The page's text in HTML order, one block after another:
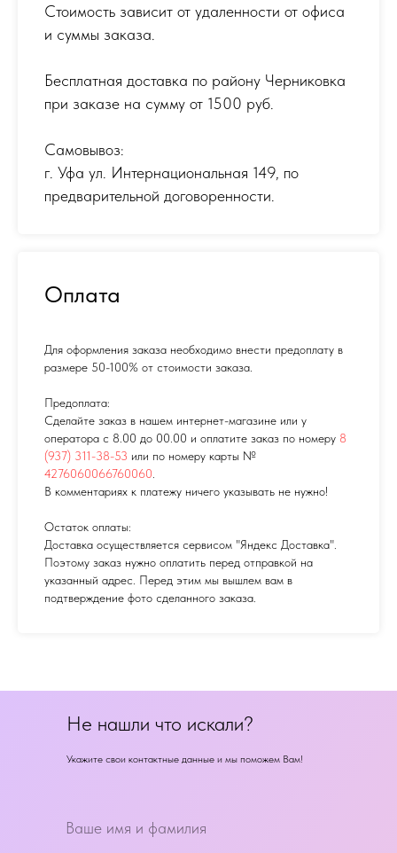
Стоимость зависит от удаленности от офиса
и суммы заказа.
Бесплатная доставка по району Черниковка
при заказе на сумму от 1500 руб.
Самовывоз:
г. Уфа ул. Интернациональная 149, по
предварительной договоренности.
Оплата
Для оформления заказа необходимо внести предоплату в
размере 50-100% от стоимости заказа.
Предоплата:
Сделайте заказ в нашем интернет-магазине или у
оператора с 8.00 до 00.00 и оплатите заказ по номеру 8
(937) 311-38-53 или по номеру карты №
4276060066760060
В комментариях к платежу ничего указывать не нужно!
Остаток оплаты:
Доставка осуществляется сервисом "Яндекс Доставка".
Поэтому заказ нужно оплатить перед отправкой на
указанный адрес. Перед этим мы вышлем вам в
подтверждение фото сделанного заказа.
Не нашли что искали?
Укажите свои контактные данные и мы поможем Вам!